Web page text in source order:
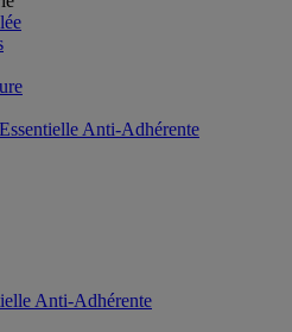
Anti-Adhérente
Anti-Adhérente